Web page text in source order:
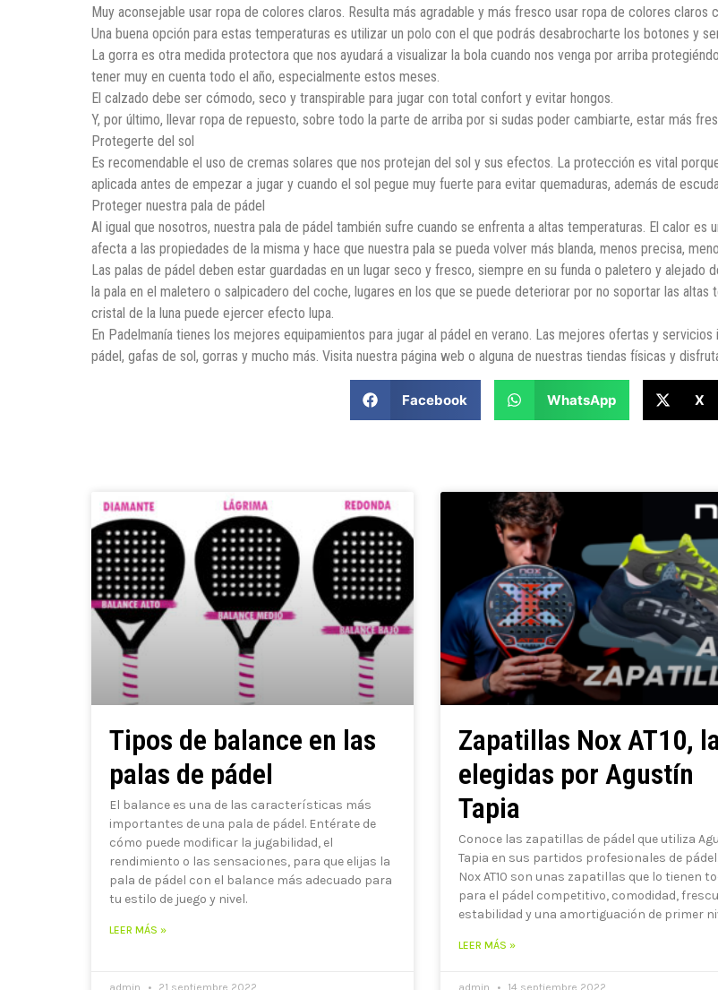
Muy aconsejable usar ropa de colores claros. Resulta más agradable y más fresco usar ropa de colores claros
Una buena opción para estas temperaturas es utilizar un polo con el que podrás desabrocharte los botones y
La gorra es otra medida protectora que nos ayudará a visualizar la bola cuando nos venga por arriba
tener muy en cuenta todo el año, especialmente estos meses.
El calzado debe ser cómodo, seco y transpirable para jugar con total confort y evitar hongos.
Y, por último, llevar ropa de repuesto, sobre todo la parte de arriba por si sudas poder cambiarte, estar más
Protegerte del sol
Es recomendable el uso de cremas solares que nos protejan del sol y sus efectos. La protección es vital
aplicada antes de empezar a jugar y cuando el sol pegue muy fuerte para evitar quemaduras, además de
Proteger nuestra pala de pádel
Al igual que nosotros, nuestra pala de pádel también sufre cuando se enfrenta a altas temperaturas. El calor
afecta a las propiedades de la misma y hace que nuestra pala se pueda volver más blanda, menos precisa,
Las palas de pádel deben estar guardadas en un lugar seco y fresco, siempre en su funda o paletero y
la pala en el maletero o salpicadero del coche, lugares en los que se puede deteriorar por no soportar las
cristal de la luna puede ejercer efecto lupa.
En Padelmanía tienes los mejores equipamientos para jugar al pádel en verano. Las mejores ofertas y
pádel, gafas de sol, gorras y mucho más. Visita nuestra página web o alguna de nuestras tiendas físicas y
Facebook WhatsApp X
Tipos de balance en las
palas de pádel
El balance es una de las características más
importantes de una pala de pádel. Entérate de
cómo puede modificar la jugabilidad, el
rendimiento o las sensaciones, para que elijas la
pala de pádel con el balance más adecuado para
tu estilo de juego y nivel.
LEER MÁS »
admin 21 septiembre 2022
Zapatillas Nox AT10,
elegidas por Agustín
Tapia
Conoce las zapatillas de pádel que utiliza
Tapia en sus partidos profesionales de
Nox AT10 son unas zapatillas que lo tienen
para el pádel competitivo, comodidad,
estabilidad y una amortiguación de primer
LEER MÁS »
admin 14 septiembre 2022